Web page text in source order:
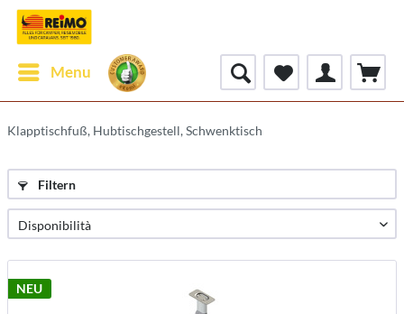
Menu
Klapptischfuß, Hubtischgestell, Schwenktisch
Filtern
NEU